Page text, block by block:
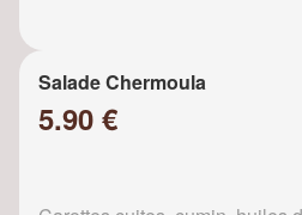
Salade Chermoula
5.90 €